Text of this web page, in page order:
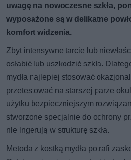
uwagę na nowoczesne szkła,
wyposażone są w delikatne
komfort widzenia.
Zbyt intensywne tarcie lub
osłabić lub uszkodzić szkła.
mydła najlepiej stosować
przetestować na starszej parze
użytku bezpieczniejszym
stworzone specjalnie do ochrony
nie ingerują w strukturę szkła.
Metoda z kostką mydła potrafi